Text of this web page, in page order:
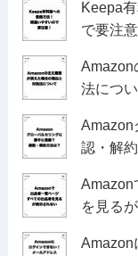
Keepa
で要注意
Amazon
法につ
Amazon
認・解
Amazon
を見る
Amazon